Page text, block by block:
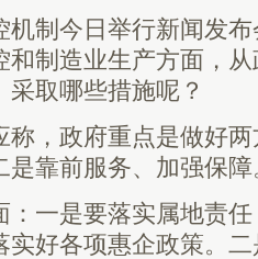
制今日举行新闻发布
和制造业生产方面，
取哪些措施呢？
，政府重点是做好两
是靠前服务、加强保障
一是要落实属地责任
实好各项惠企政策。